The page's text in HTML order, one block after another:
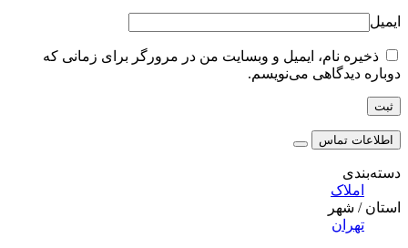
ایمیل
ذخیره نام، ایمیل و وبسایت من در مرورگر برای زمانی که
دوباره دیدگاهی می‌نویسم.
اطلاعات تماس
دسته‌بندی
املاک
استان / شهر
تهران